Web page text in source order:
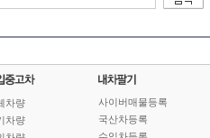
차량
차량
사이버매물등록
국산차등록